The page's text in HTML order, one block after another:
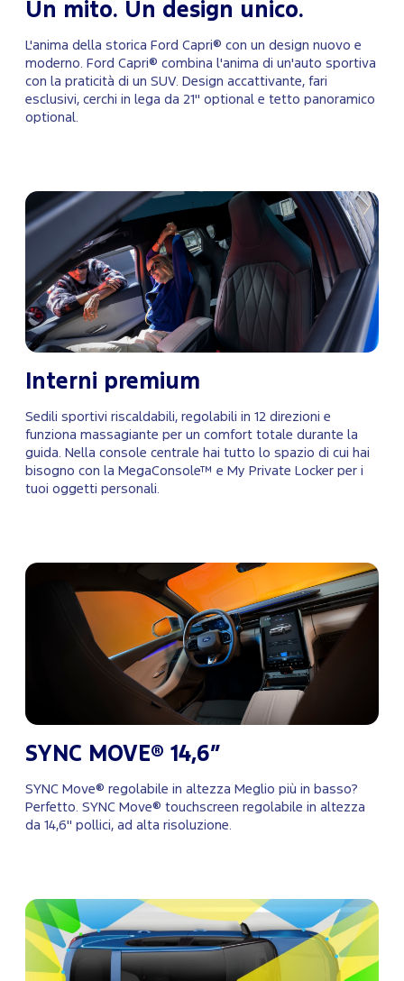
Un mito. Un design unico.
L'anima della storica Ford Capri® con un design nuovo e
moderno. Ford Capri® combina l'anima di un'auto sportiva
con la praticità di un SUV. Design accattivante, fari
esclusivi, cerchi in lega da 21" optional e tetto panoramico
optional.
Interni premium
Sedili sportivi riscaldabili, regolabili in 12 direzioni e
funziona massagiante per un comfort totale durante la
guida. Nella console centrale hai tutto lo spazio di cui hai
bisogno con la MegaConsole™ e My Private Locker per i
tuoi oggetti personali.
SYNC MOVE® 14,6”
SYNC Move® regolabile in altezza Meglio più in basso?
Perfetto. SYNC Move® touchscreen regolabile in altezza
da 14,6" pollici, ad alta risoluzione.